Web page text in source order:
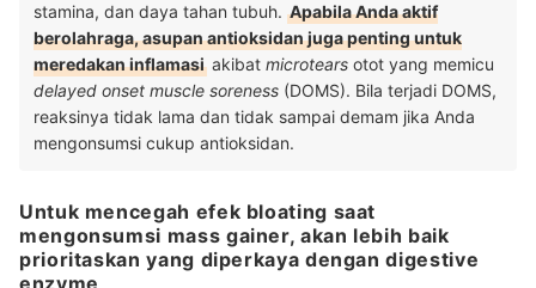
stamina, dan daya tahan tubuh. Apabila Anda aktif
berolahraga, asupan antioksidan juga penting untuk
meredakan inflamasi akibat microtears otot yang memicu
delayed onset muscle soreness (DOMS). Bila terjadi DOMS,
reaksinya tidak lama dan tidak sampai demam jika Anda
mengonsumsi cukup antioksidan.
Untuk mencegah efek bloating saat
mengonsumsi mass gainer, akan lebih baik
prioritaskan yang diperkaya dengan digestive